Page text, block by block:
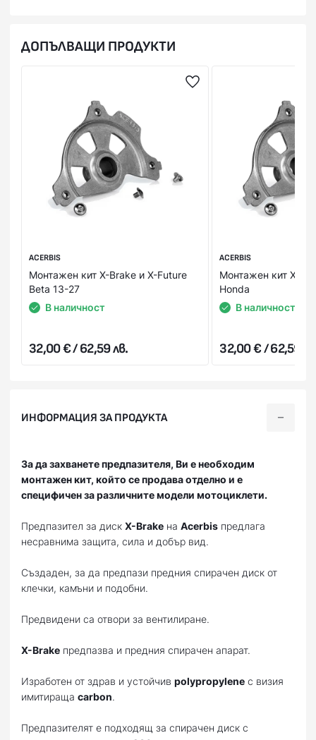
ДОПЪЛВАЩИ ПРОДУКТИ
ACERBIS
Монтажен кит X-Brake и X-Future
Beta 13-27
В наличност
32,00 € / 62,59 лв.
ACERBIS
Монтажен кит X-
Honda
В наличност
32,00 € / 62,59
ИНФОРМАЦИЯ ЗА ПРОДУКТА
За да захванете предпазителя, Ви е необходим
монтажен кит, който се продава отделно и е
специфичен за различните модели мотоциклети.
Предпазител за диск X-Brake на Acerbis предлага
несравнима защита, сила и добър вид.
Създаден, за да предпази предния спирачен диск от
клечки, камъни и подобни.
Предвидени са отвори за вентилиране.
X-Brake предпазва и предния спирачен апарат.
Изработен от здрав и устойчив polypropylene с визия
имитираща carbon.
Предпазителят е подходящ за спирачен диск с